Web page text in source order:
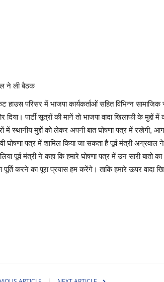
ने ली बैठक
हाउस परिसर में भाजपा कार्यकर्ताओं सहित विभिन्न
पार्टी सूत्रों की मानें तो भाजपा वादा खिलाफी के
में स्थानीय मुद्दों को लेकर अपनी बात घोषणा पत्र में रखेगी,
पत्र में शामिल किया जा सकता है पूर्व मंत्री अग्रवाल ने
पूर्व मंत्री ने कहा कि हमारे घोषणा पत्र में उन सारी
करने का पूरा प्रयास हम करेंगे। ताकि हमारे ऊपर वादा